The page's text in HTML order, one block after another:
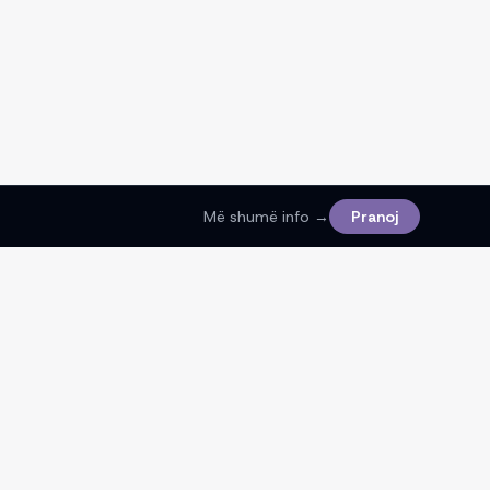
Më shumë info → Pranoj